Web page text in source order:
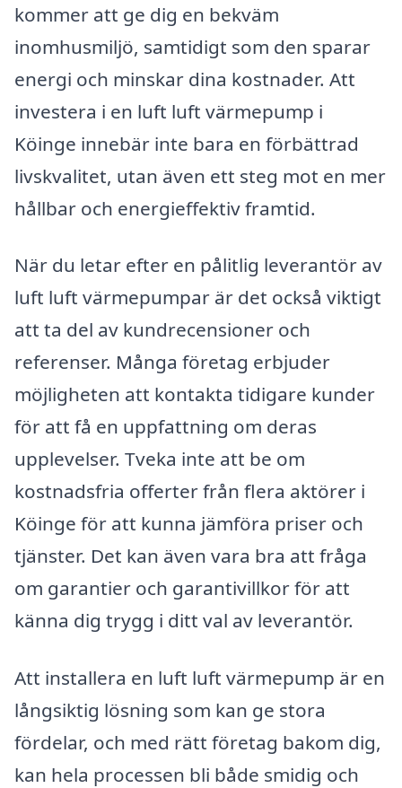
kommer att ge dig en bekväm
inomhusmiljö, samtidigt som den sparar
energi och minskar dina kostnader. Att
investera i en luft luft värmepump i
Köinge innebär inte bara en förbättrad
livskvalitet, utan även ett steg mot en mer
hållbar och energieffektiv framtid.
När du letar efter en pålitlig leverantör av
luft luft värmepumpar är det också viktigt
att ta del av kundrecensioner och
referenser. Många företag erbjuder
möjligheten att kontakta tidigare kunder
för att få en uppfattning om deras
upplevelser. Tveka inte att be om
kostnadsfria offerter från flera aktörer i
Köinge för att kunna jämföra priser och
tjänster. Det kan även vara bra att fråga
om garantier och garantivillkor för att
känna dig trygg i ditt val av leverantör.
Att installera en luft luft värmepump är en
långsiktig lösning som kan ge stora
fördelar, och med rätt företag bakom dig,
kan hela processen bli både smidig och